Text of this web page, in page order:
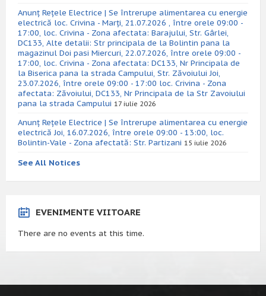
Anunț Rețele Electrice | Se întrerupe alimentarea cu energie
electrică loc. Crivina - Marți, 21.07.2026 , între orele 09:00 -
17:00, loc. Crivina - Zona afectata: Barajului, Str. Gârlei,
DC133, Alte detalii: Str principala de la Bolintin pana la
magazinul Doi pasi Miercuri, 22.07.2026, între orele 09:00 -
17:00, loc. Crivina - Zona afectata: DC133, Nr Principala de
la Biserica pana la strada Campului, Str. Zăvoiului Joi,
23.07.2026, între orele 09:00 - 17:00 loc. Crivina - Zona
afectata: Zăvoiului, DC133, Nr Principala de la Str Zavoiului
pana la strada Campului 17 iulie 2026
Anunț Rețele Electrice | Se întrerupe alimentarea cu energie
electrică Joi, 16.07.2026, între orele 09:00 - 13:00, loc.
Bolintin-Vale - Zona afectată: Str. Partizani 15 iulie 2026
See All Notices
EVENIMENTE VIITOARE
There are no events at this time.